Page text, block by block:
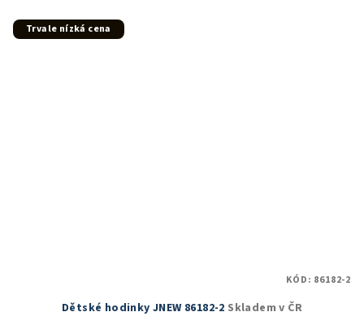
Trvale nízká cena
Dětské hodinky JNEW 86182-2 Skladem v ČR
KÓD: 86182-2